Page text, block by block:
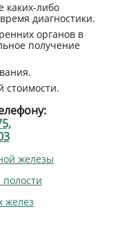
каких-либо
диагностики.
органов в
получение
стоимости.
железы
желез